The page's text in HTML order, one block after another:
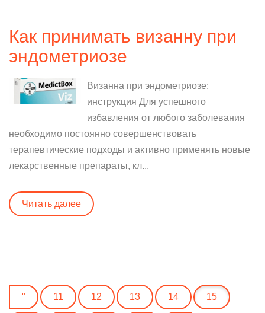
Как принимать визанну при
эндометриозе
Визанна при эндометриозе:
инструкция Для успешного
избавления от любого заболевания
необходимо постоянно совершенствовать
терапевтические подходы и активно применять новые
лекарственные препараты, кл...
Читать далее
" 11 12 13 14 15